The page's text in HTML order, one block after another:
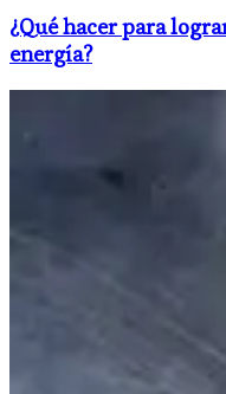
¿Qué hacer para
energía?